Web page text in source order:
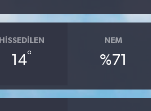
HISSEDILEN
14°
NEM
%71